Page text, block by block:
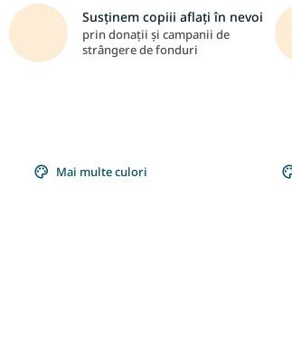
Susținem copiii aflați în nevoi
prin donații și campanii de
strângere de fonduri
Mai multe culori